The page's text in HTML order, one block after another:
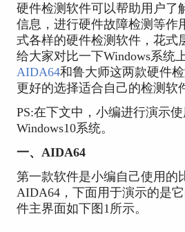
硬件检测软件可以帮助用户了
信息，进行硬件故障检测等作
式各样的硬件检测软件，花式
给大家对比一下Windows系统
AIDA64和鲁大师这两款硬件
更好的选择适合自己的检测软
PS:在下文中，小编进行演示
Windows10系统。
一、AIDA64
第一款软件是小编自己使用的
AIDA64，下面用于演示的是
件主界面如下图1所示。